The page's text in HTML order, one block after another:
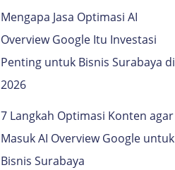
Mengapa Jasa Optimasi AI
Overview Google Itu Investasi
Penting untuk Bisnis Surabaya di
2026
7 Langkah Optimasi Konten agar
Masuk AI Overview Google untuk
Bisnis Surabaya